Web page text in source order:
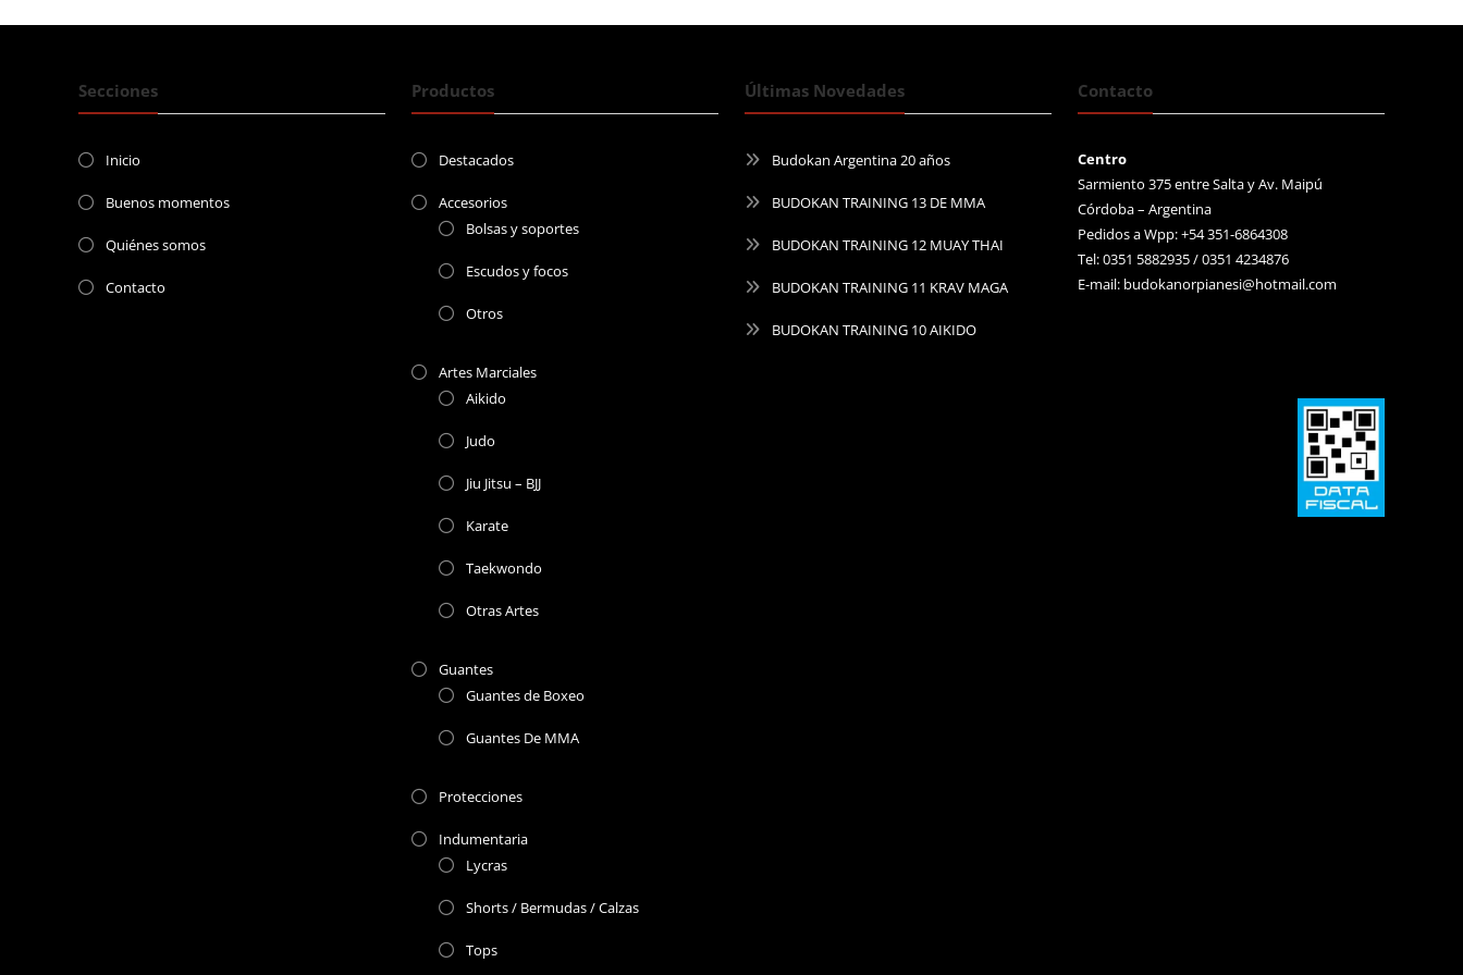
Secciones
Inicio
Buenos momentos
Quiénes somos
Contacto
Productos
Destacados
Accesorios
Bolsas y soportes
Escudos y focos
Otros
Artes Marciales
Aikido
Judo
Jiu Jitsu – BJJ
Karate
Taekwondo
Otras Artes
Guantes
Guantes de Boxeo
Guantes De MMA
Protecciones
Indumentaria
Lycras
Shorts / Bermudas / Calzas
Tops
Últimas Novedades
Budokan Argentina 20 años
BUDOKAN TRAINING 13 DE MMA
BUDOKAN TRAINING 12 MUAY THAI
BUDOKAN TRAINING 11 KRAV MAGA
BUDOKAN TRAINING 10 AIKIDO
Contacto
Centro
Sarmiento 375 entre Salta y Av. Maipú
Córdoba – Argentina
Pedidos a Wpp: +54 351-6864308
Tel: 0351 5882935 / 0351 4234876
E-mail: budokanorpianesi@hotmail.com